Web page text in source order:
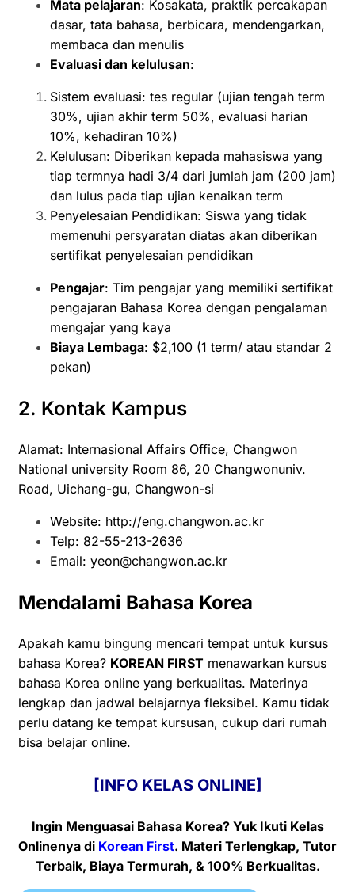
Mata pelajaran: Kosakata, praktik percakapan
dasar, tata bahasa, berbicara, mendengarkan,
membaca dan menulis
Evaluasi dan kelulusan:
Sistem evaluasi: tes regular (ujian tengah term
30%, ujian akhir term 50%, evaluasi harian
10%, kehadiran 10%)
Kelulusan: Diberikan kepada mahasiswa yang
tiap termnya hadi 3/4 dari jumlah jam (200 jam)
dan lulus pada tiap ujian kenaikan term
Penyelesaian Pendidikan: Siswa yang tidak
memenuhi persyaratan diatas akan diberikan
sertifikat penyelesaian pendidikan
Pengajar: Tim pengajar yang memiliki sertifikat
pengajaran Bahasa Korea dengan pengalaman
mengajar yang kaya
Biaya Lembaga: $2,100 (1 term/ atau standar 2
pekan)
2. Kontak Kampus
Alamat: Internasional Affairs Office, Changwon
National university Room 86, 20 Changwonuniv.
Road, Uichang-gu, Changwon-si
Website: http://eng.changwon.ac.kr
Telp: 82-55-213-2636
Email: yeon@changwon.ac.kr
Mendalami Bahasa Korea
Apakah kamu bingung mencari tempat untuk kursus
bahasa Korea? KOREAN FIRST menawarkan kursus
bahasa Korea online yang berkualitas. Materinya
lengkap dan jadwal belajarnya fleksibel. Kamu tidak
perlu datang ke tempat kursusan, cukup dari rumah
bisa belajar online.
[INFO KELAS ONLINE]
Ingin Menguasai Bahasa Korea? Yuk Ikuti Kelas
Onlinenya di Korean First. Materi Terlengkap, Tutor
Terbaik, Biaya Termurah, & 100% Berkualitas.